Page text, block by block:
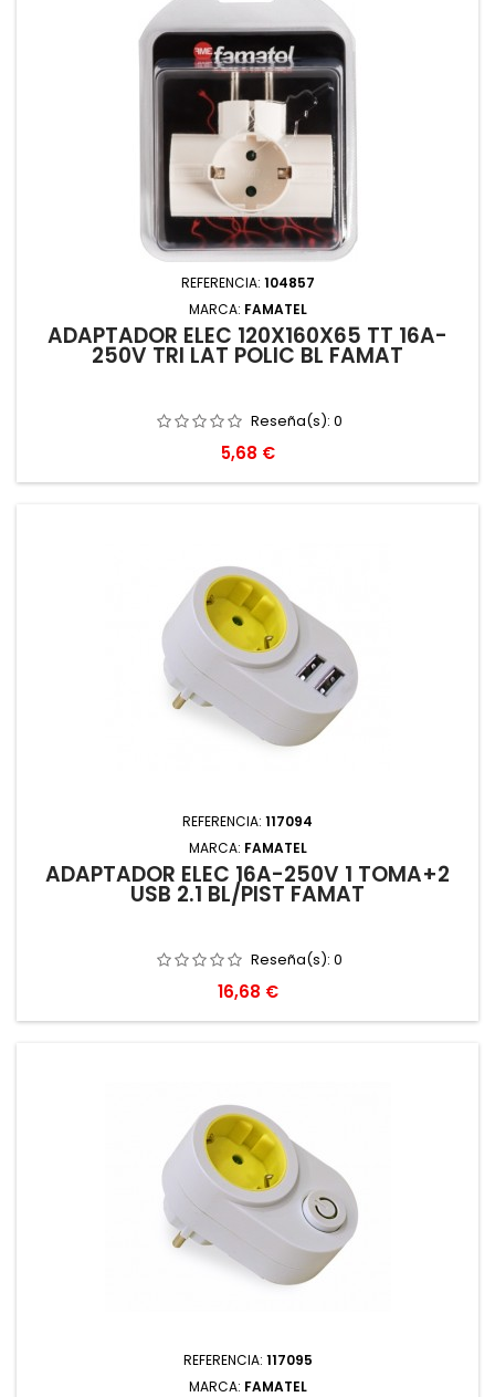
REFERENCIA: 104857
MARCA: FAMATEL
ADAPTADOR ELEC 120X160X65 TT 16A-
250V TRI LAT POLIC BL FAMAT
Reseña(s): 0
Precio
5,68 €
REFERENCIA: 117094
MARCA: FAMATEL
ADAPTADOR ELEC 16A-250V 1 TOMA+2
USB 2.1 BL/PIST FAMAT
Reseña(s): 0
Precio
16,68 €
REFERENCIA: 117095
MARCA: FAMATEL